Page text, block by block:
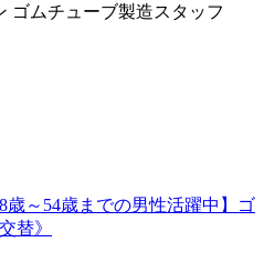
ゴムチューブ製造スタッフ
歳～54歳までの男性活躍中】ゴ
替》